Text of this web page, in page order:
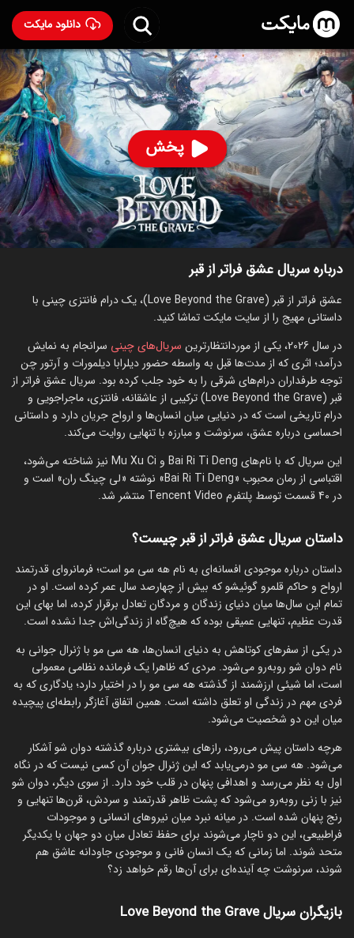
دانلود مایکت
پخش
سریال عشق فراتر از قبر- Love Beyond the Grave 2026
۹۸ 93 % ۷.۵
ساخت چین سال 2026
رده سنی ۱۸+
سریال
درام اکشن ماجراجویی
توضیحات قسمت‌ها سریال‌های مشابه
درباره سریال عشق فراتر از قبر
عشق فراتر از قبر (Love Beyond the Grave)، یک درام فانتزی چینی با
داستانی مهیج را از سایت مایکت تماشا کنید.
در سال 2026، یکی از موردانتظارترین
سریال‌های چینی سرانجام به نمایش
درآمد؛ اثری که از مدت‌ها قبل به واسطه حضور دیلرابا دیلمورات و آرتور چن
توجه طرفداران درام‌های شرقی را به خود جلب کرده بود. سریال عشق فراتر از
قبر (Love Beyond the Grave) ترکیبی از عاشقانه، فانتزی، ماجراجویی و
درام تاریخی است که در دنیایی میان انسان‌ها و ارواح جریان دارد و داستانی
احساسی درباره عشق، سرنوشت و مبارزه با تنهایی روایت می‌کند.
این سریال که با نام‌های Bai Ri Ti Deng و Mu Xu Ci نیز شناخته می‌شود،
اقتباسی از رمان محبوب «Bai Ri Ti Deng» نوشته «لی چینگ ران» است و
در 40 قسمت توسط پلتفرم Tencent Video منتشر شد.
داستان سریال عشق فراتر از قبر چیست؟
داستان درباره موجودی افسانه‌ای به نام هه سی مو است؛ فرمانروای قدرتمند
ارواح و حاکم قلمرو گوئیشو که بیش از چهارصد سال عمر کرده است. او در
تمام این سال‌ها میان دنیای زندگان و مردگان تعادل برقرار کرده، اما بهای این
قدرت عظیم، تنهایی عمیقی بوده که هیچ‌گاه از زندگی‌اش جدا نشده است.
در یکی از سفرهای کوتاهش به دنیای انسان‌ها، هه سی مو با ژنرال جوانی به
نام دوان شو روبه‌رو می‌شود. مردی که ظاهرا یک فرمانده نظامی معمولی
است، اما شیئی ارزشمند از گذشته هه سی مو را در اختیار دارد؛ یادگاری که به
فردی مهم در زندگی او تعلق داشته است. همین اتفاق آغازگر رابطه‌ای پیچیده
میان این دو شخصیت می‌شود.
هرچه داستان پیش می‌رود، رازهای بیشتری درباره گذشته دوان شو آشکار
می‌شود. هه سی مو درمی‌یابد که این ژنرال جوان آن کسی نیست که در نگاه
اول به نظر می‌رسد و اهدافی پنهان در قلب خود دارد. از سوی دیگر، دوان شو
نیز با زنی روبه‌رو می‌شود که پشت ظاهر قدرتمند و سردش، قرن‌ها تنهایی و
رنج پنهان شده است. در میانه نبرد میان نیروهای انسانی و موجودات
فراطبیعی، این دو ناچار می‌شوند برای حفظ تعادل میان دو جهان با یکدیگر
متحد شوند. اما زمانی که یک انسان فانی و موجودی جاودانه عاشق هم
شوند، سرنوشت چه آینده‌ای برای آن‌ها رقم خواهد زد؟
بازیگران سریال Love Beyond the Grave